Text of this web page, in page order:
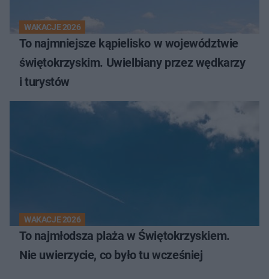
WAKACJE 2026
To najmniejsze kąpielisko w województwie
świętokrzyskim. Uwielbiany przez wędkarzy
i turystów
WAKACJE 2026
To najmłodsza plaża w Świętokrzyskiem.
Nie uwierzycie, co było tu wcześniej